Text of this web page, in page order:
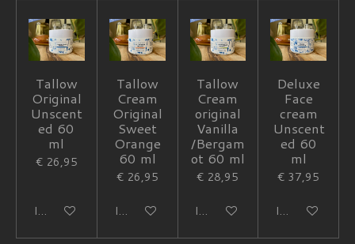
Tallow
Original
Unscent
ed 60
ml
€ 26,95
In winkelwagen
Tallow
Cream
Original
Sweet
Orange
60 ml
€ 26,95
In winkelwagen
Tallow
Cream
original
Vanilla
/Bergam
ot 60 ml
€ 28,95
In winkelwagen
Deluxe
Face
cream
Unscent
ed 60
ml
€ 37,95
In winkelwagen